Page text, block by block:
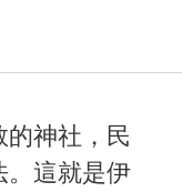
神社，民
。這就是伊